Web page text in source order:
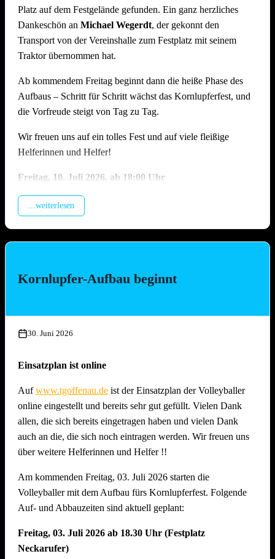
Platz auf dem Festgelände gefunden. Ein ganz herzliches
Dankeschön an Michael Wegerdt, der gekonnt den
Transport von der Vereinshalle zum Festplatz mit seinem
Traktor übernommen hat.
Ab kommendem Freitag beginnt dann die heiße Phase des
Aufbaus – Schritt für Schritt wächst das Kornlupferfest, und
die Vorfreude steigt von Tag zu Tag.
Wir freuen uns auf ein tolles Fest und auf viele fleißige
Helferinnen und Helfer!
Freitag, 10. Juli 2026, ab 18:00 Uhr
Vereinshalle).
Verkabelung (Hauptaufbautag !!)
Aufbau Bühne, Herstellung Tzatziki (Vereinsküche Saline)
Gläserreinigung, Infrastruktur, Bierwagen, Aufstellung
Beleuchtung
Freitag, 17. Juli 2026 ab 16.00 Uhr
Restarbeiten, Fertigstellung Gelände und Inbetriebnahme
technische Gerätschaften
Samstag, 18. Juli 2026 ab 09.00 Uhr
Dekoration Festplatz, Preisaushang, Herstellung Salate
Dienstag, 21. Juli 2026 ab 09.00 Uhr
...weiterlesen
Kornlupfer-Aufbau beginnt
30. Juni 2026
Einsatzplan ist online
Aufwww.tgoffenau.de ist der Einsatzplan der Volleyballer
online eingestellt und bereits sehr gut gefüllt. Vielen Dank
allen, die sich bereits eingetragen haben und vielen Dank
auch an die, die sich noch eintragen werden. Wir freuen uns
über weitere Helferinnen und Helfer !!
Am kommenden Freitag, 03. Juli 2026 starten die
Volleyballer mit dem Aufbau fürs Kornlupferfest. Folgende
Auf- und Abbauzeiten sind aktuell geplant:
Freitag, 03. Juli 2026 ab 18.30 Uhr (Festplatz
Neckarufer)